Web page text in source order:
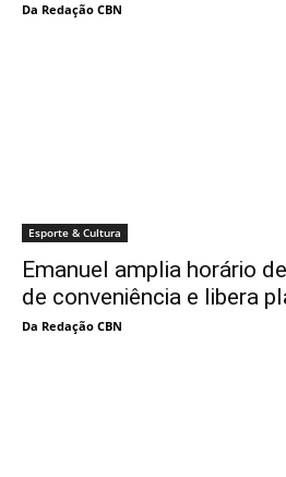
Da Redação CBN
Esporte & Cultura
Emanuel amplia horário
de conveniência e libera
Da Redação CBN